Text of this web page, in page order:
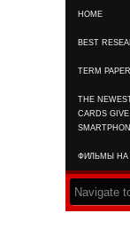
HOME
BEST
TERM
THE
CARDS
ФИЛЬМЫ НА